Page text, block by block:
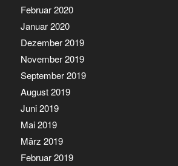
Februar 2020
Januar 2020
Dezember 2019
November 2019
September 2019
August 2019
Juni 2019
Mai 2019
März 2019
Februar 2019